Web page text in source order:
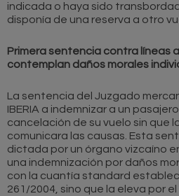
indicada o haya sido
disponía de una reserva a otro
Primera sentencia contra líneas
contemplan daños morales
La sentencia del Juzgado
IBERIA a indemnizar a un
cancelación de su vuelo sin que
comunicara las causas. Esta
dictada por un órgano vizcaíno
una indemnización por daños
con la cuantía standard
261/2004, sino que la eleva por